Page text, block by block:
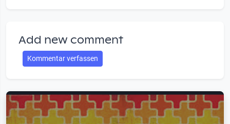
Add new comment
Kommentar verfassen